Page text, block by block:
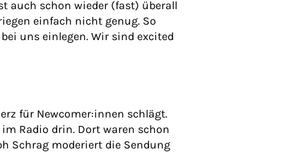
auch schon wieder (fast) überall
einfach nicht genug. So
uns einlegen. Wir sind excited
für Newcomer:innen schlägt.
Radio drin. Dort waren schon
Schrag moderiert die Sendung